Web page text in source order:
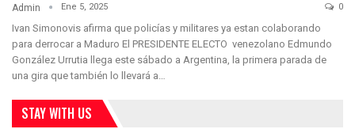
Admin Ene 5, 2025 0
Ivan Simonovis afirma que policías y militares ya estan colaborando
para derrocar a Maduro El PRESIDENTE ELECTO venezolano Edmundo
González Urrutia llega este sábado a Argentina, la primera parada de
una gira que también lo llevará a…
STAY WITH US